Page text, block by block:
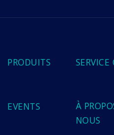
PRODUITS SERVICE
EVENTS
À
NOUS